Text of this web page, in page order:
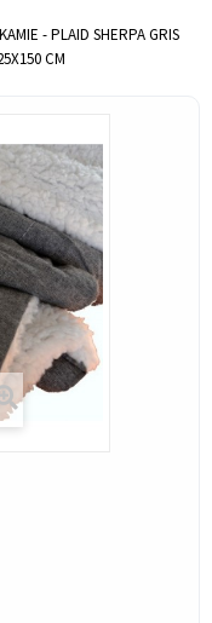
KAMIE - PLAID SHERPA GRIS
CM